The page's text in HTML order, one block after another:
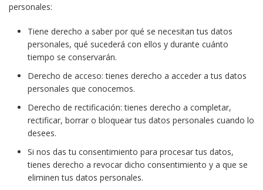
personales:
Tiene derecho a saber por qué se necesitan tus datos
personales, qué sucederá con ellos y durante cuánto
tiempo se conservarán.
Derecho de acceso: tienes derecho a acceder a tus datos
personales que conocemos.
Derecho de rectificación: tienes derecho a completar,
rectificar, borrar o bloquear tus datos personales cuando lo
desees.
Si nos das tu consentimiento para procesar tus datos,
tienes derecho a revocar dicho consentimiento y a que se
eliminen tus datos personales.